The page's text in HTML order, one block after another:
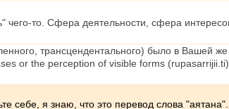
то. Сфера деятельности, сфера
трансцендентального) было в Вашей же
or the perception of visible forms
себе, я знаю, что это перевод слова